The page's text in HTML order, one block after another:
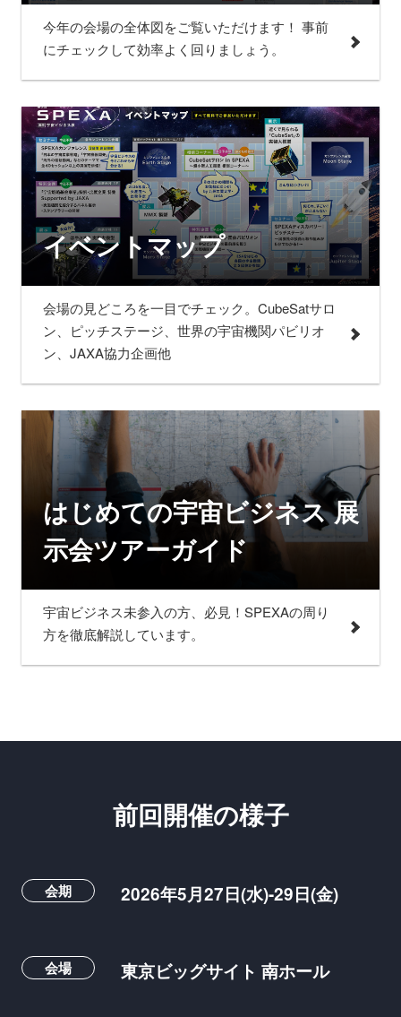
今年の会場の全体図をご覧いただけます！ 事前
にチェックして効率よく回りましょう。
イベントマップ
会場の見どころを一目でチェック。CubeSatサロ
ン、ピッチステージ、世界の宇宙機関パビリオ
ン、JAXA協力企画他
はじめての宇宙ビジネス 展
示会ツアーガイド
宇宙ビジネス未参入の方、必見！SPEXAの周り
方を徹底解説しています。
前回開催の様子
会期 2026年5月27日(水)-29日(金)
会場 東京ビッグサイト 南ホール